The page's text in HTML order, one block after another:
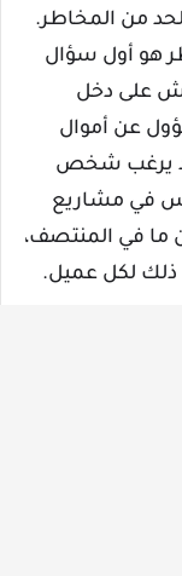
من المخاطر.
هو أول سؤال
على دخل
عن أموال
قد يرغب شخص
في مشاريع
ما في المنتصف،
ذلك لكل عميل.